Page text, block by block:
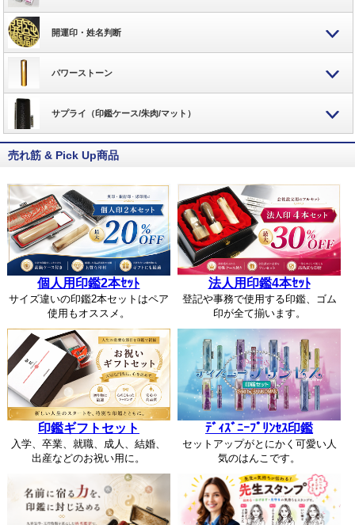
開運印・姓名判断
パワーストーン
サプライ（印鑑ケース/朱肉/マット）
売れ筋 & Pick Up商品
個人用印鑑2本ｾｯﾄ
サイズ違いの印鑑2本セットはペア
使用もオススメ。
法人用印鑑4本ｾｯﾄ
登記や事務で使用する印鑑、ゴム
印が全て揃います。
印鑑ギフトセット
入学、卒業、就職、成人、結婚、
出産などのお祝い用に。
ﾃﾞｨｽﾞﾆｰﾌﾟﾘﾝｾｽ印鑑
セットアップがとにかく可愛い人
気のはんこです。